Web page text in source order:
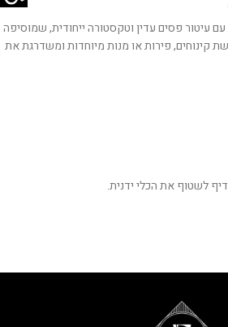
עיטור פסים עדין וטקסטורה ייחודית, שמוסיפה
קינוחים, פירות או מנות מיוחדות ומשדרגת את
לשטוף את הכלי ידנית.